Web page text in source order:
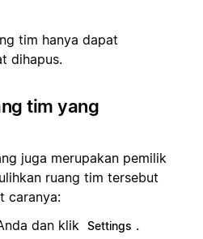
tim hanya dapat
dihapus.
tim yang
juga merupakan pemilik
ruang tim tersebut
caranya:
dan klik
Settings .